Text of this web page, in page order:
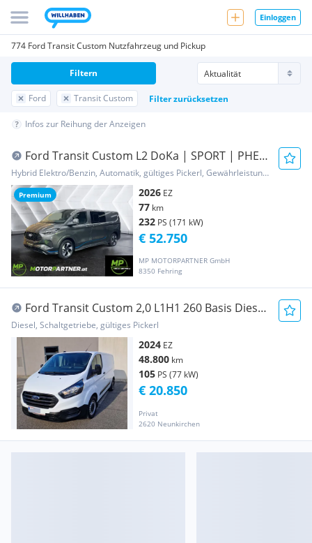
Einloggen
774 Ford Transit Custom Nutzfahrzeug und Pickup
Ford Transit Custom Filter zurücksetzen
Filtern
Infos zur Reihung der Anzeigen
Premium
Ford Transit Custom L2 DoKa | SPORT | PHEV
| auf Lager Transporter / Kastenwagen
Hybrid Elektro/Benzin, Automatik, gültiges Pickerl, Gewährleistung, Garantie
2026 EZ
77 km
232 PS (171 kW)
MP MOTORPARTNER GmbH
8350 Fehring
€ 52.750
Ford Transit Custom 2,0 L1H1 260 Basis Diesel
Transporter / Kastenwagen
Diesel, Schaltgetriebe, gültiges Pickerl
2024 EZ
48.800 km
105 PS (77 kW)
Privat
2620 Neunkirchen
€ 20.850